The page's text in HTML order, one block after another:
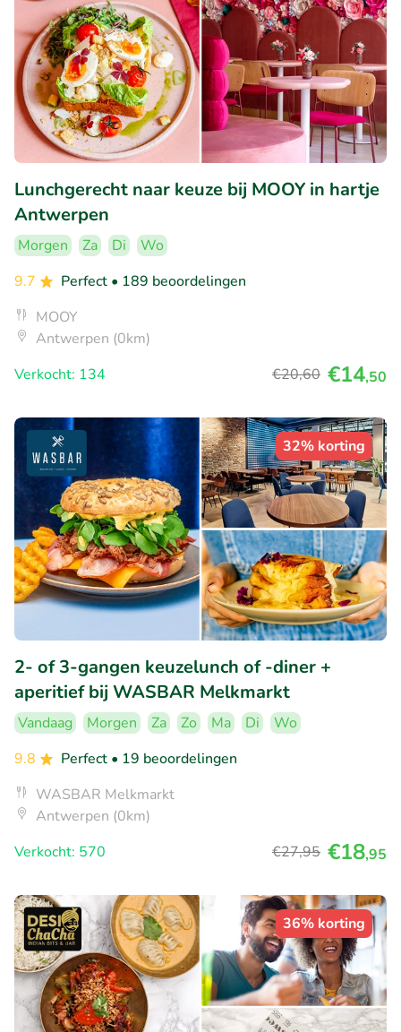
Lunchgerecht naar keuze bij MOOY in hartje
Antwerpen
Morgen Za Di
Wo
9.7
Perfect • 189 beoordelingen
MOOY
Antwerpen (0km)
Verkocht: 134
€20,60 €14,50
32% korting
2- of 3-gangen keuzelunch of -diner +
aperitief bij WASBAR Melkmarkt
Vandaag Morgen Za Zo Ma Di
Wo
9.8
Perfect • 19 beoordelingen
WASBAR Melkmarkt
Antwerpen (0km)
Verkocht: 570
€27,95 €18,95
36% korting